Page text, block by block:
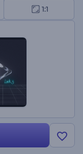
や会社のプロモーシ
ニング動画など、
ださい。
1:1